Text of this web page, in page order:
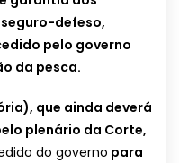
defeso,
pelo governo
da pesca.
que ainda deverá
plenário da Corte,
do governo para